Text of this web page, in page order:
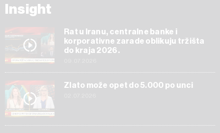
Insight
Rat u Iranu, centralne banke i
korporativne zarade oblikuju tržišta
do kraja 2026.
Zlato može opet do 5.000 po unci